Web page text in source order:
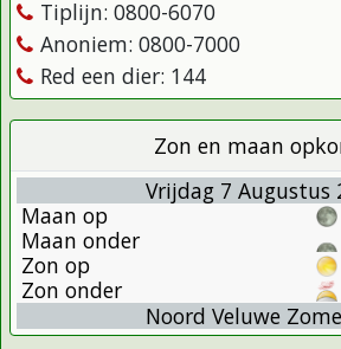
Tiplijn: 0800-6070
Anoniem: 0800-7000
Red een dier: 144
Zon en maan
Vrijdag 7 Augustus
Maan op
Maan onder
Zon op
Zon onder
Noord Veluwe